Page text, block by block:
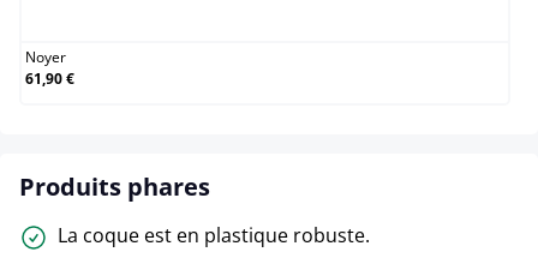
Noyer
61,90 €
Produits phares
La coque est en plastique robuste.